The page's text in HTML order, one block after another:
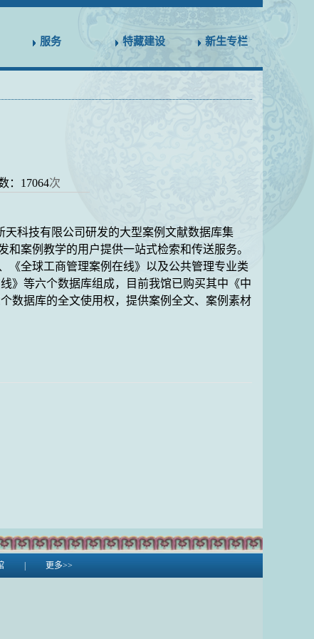
服务 特藏建设 新生专栏
： 17064次
天科技有限公司研发的大型案例文献数据库集
案例教学的用户提供一站式检索和传送服务。
《全球工商管理案例在线》以及公共管理专业类
》等六个数据库组成，目前我馆已购买其中《中
数据库的全文使用权，提供案例全文、案例素材
更多>>